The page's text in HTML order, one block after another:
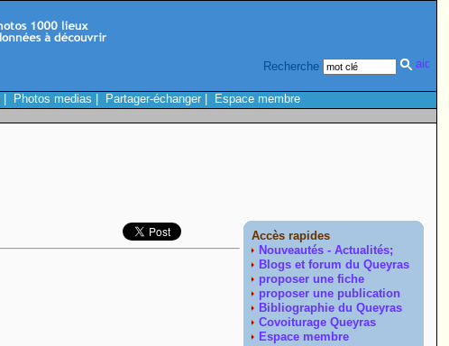
Recherche
Photos medias Partager-échanger|
Espace membre
Accès rapides
Nouveautés - Actualités;
Blogs et forum du Queyras
proposer une fiche
proposer une publication
Bibliographie du Queyras
Covoiturage Queyras
Espace membre